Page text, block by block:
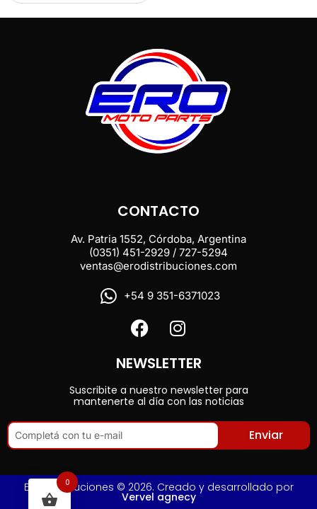
CONTACTO
Av. Patria 1552, Córdoba, Argentina
(0351) 451-2929 / 727-5294
ventas@erodistribuciones.com
+54 9 351-6371023
NEWSLETTER
Suscribite a nuestro newsletter para
mantenerte al día con las noticias
Enviar
Ero Distribuciones © 2026. Creado y desarrollado por
Vervel agnecy
0